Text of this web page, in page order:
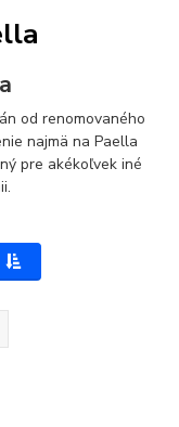
od renomovaného
najmä na Paella
pre akékoľvek iné